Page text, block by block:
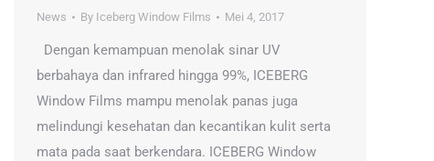
News By Iceberg Window Films Mei 4, 2017
Dengan kemampuan menolak sinar UV
berbahaya dan infrared hingga 99%, ICEBERG
Window Films mampu menolak panas juga
melindungi kesehatan dan kecantikan kulit serta
mata pada saat berkendara. ICEBERG Window